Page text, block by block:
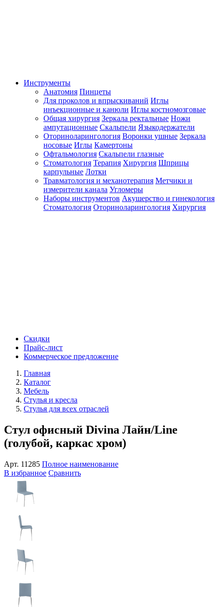
Инструменты
Анатомия Пинцеты
Для проколов и впрыскиваний Иглы
инъекционные и канюли Иглы костномозговые
Общая хирургия Зеркала ректальные Ножи
ампутационные Скальпели Языкодержатели
Оториноларингология Воронки ушные Зеркала
носовые Иглы Камертоны
Офтальмология Скальпели глазные
Стоматология Терапия Хирургия Шприцы
карпульные Лотки
Травматология и механотерапия Метчики и
измерители канала Угломеры
Наборы инструментов Акушерство и гинекология
Стоматология Оториноларингология Хирургия
Скидки
Прайс-лист
Коммерческое предложение
Главная
Каталог
Мебель
Стулья и кресла
Стулья для всех отраслей
Стул офисный Divina Лайн/Line
(голубой, каркас хром)
Арт. 11285 Полное наименование
В избранное Сравнить